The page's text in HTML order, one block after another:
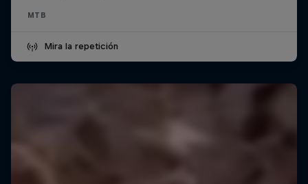
MTB
Mira la repetición